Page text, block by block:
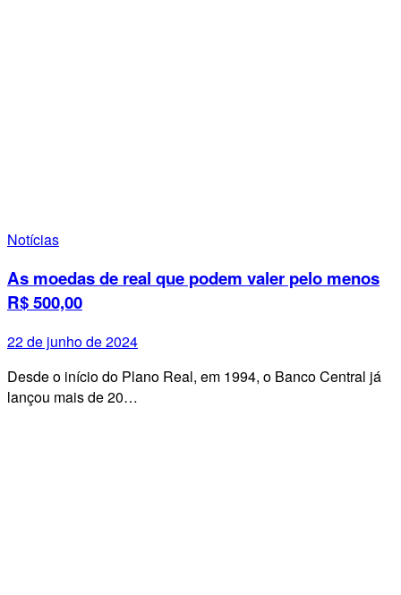
Notícias
As moedas de real que podem valer pelo menos
R$ 500,00
22 de junho de 2024
Desde o início do Plano Real, em 1994, o Banco Central já
lançou mais de 20…